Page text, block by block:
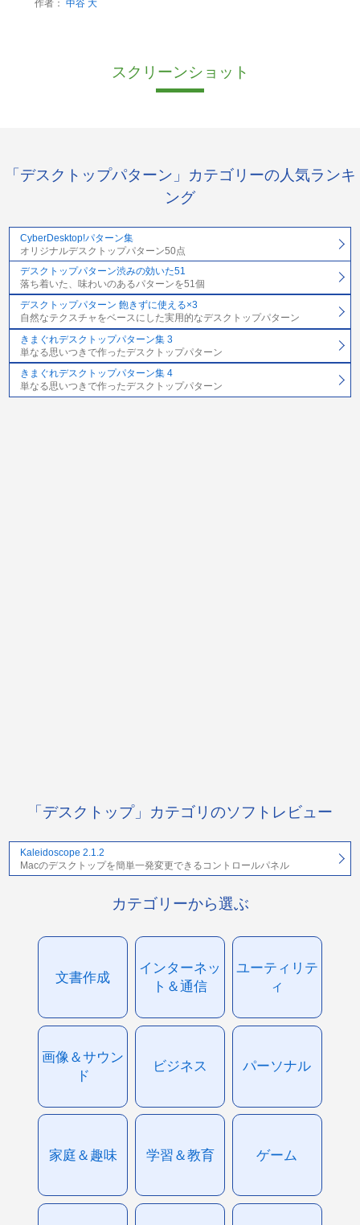
作者： 中谷 大
スクリーンショット
「デスクトップパターン」カテゴリーの人気ランキ
ング
CyberDesktop!パターン集
オリジナルデスクトップパターン50点
デスクトップパターン渋みの効いた51
落ち着いた、味わいのあるパターンを51個
デスクトップパターン 飽きずに使える×3
自然なテクスチャをベースにした実用的なデスクトップパターン
きまぐれデスクトップパターン集 3
単なる思いつきで作ったデスクトップパターン
きまぐれデスクトップパターン集 4
単なる思いつきで作ったデスクトップパターン
「デスクトップ」カテゴリのソフトレビュー
Kaleidoscope 2.1.2
Macのデスクトップを簡単一発変更できるコントロールパネル
カテゴリーから選ぶ
文書作成
インターネッ
ト＆通信
ユーティリテ
ィ
画像＆サウン
ド
ビジネス パーソナル
家庭＆趣味 学習＆教育 ゲーム